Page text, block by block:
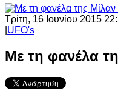
Τρίτη, 16 Ιουνίου 2015
UFO's
Με τη φανέλα